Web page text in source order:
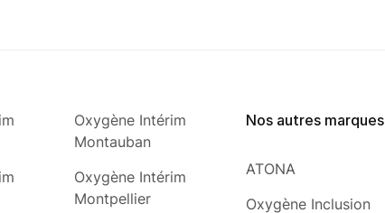
Oxygène Intérim
Montauban
Oxygène Intérim
Montpellier
Nos autres marques
ATONA
Oxygène Inclusion